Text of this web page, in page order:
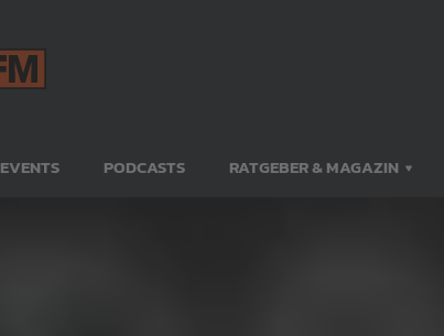
EVENTS PODCASTS RATGEBER & MAGAZIN